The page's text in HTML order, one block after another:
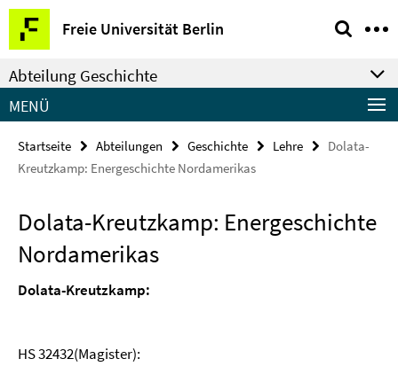
Springe
direkt
zu
Inhalt
Freie Universität Berlin
Service-
Navigation
Abteilung Geschichte
MENÜ
Startseite Abteilungen Geschichte Lehre
Dolata-
Kreutzkamp: Energeschichte Nordamerikas
Dolata-Kreutzkamp: Energeschichte
Nordamerikas
Dolata-Kreutzkamp:
HS 32432(Magister):